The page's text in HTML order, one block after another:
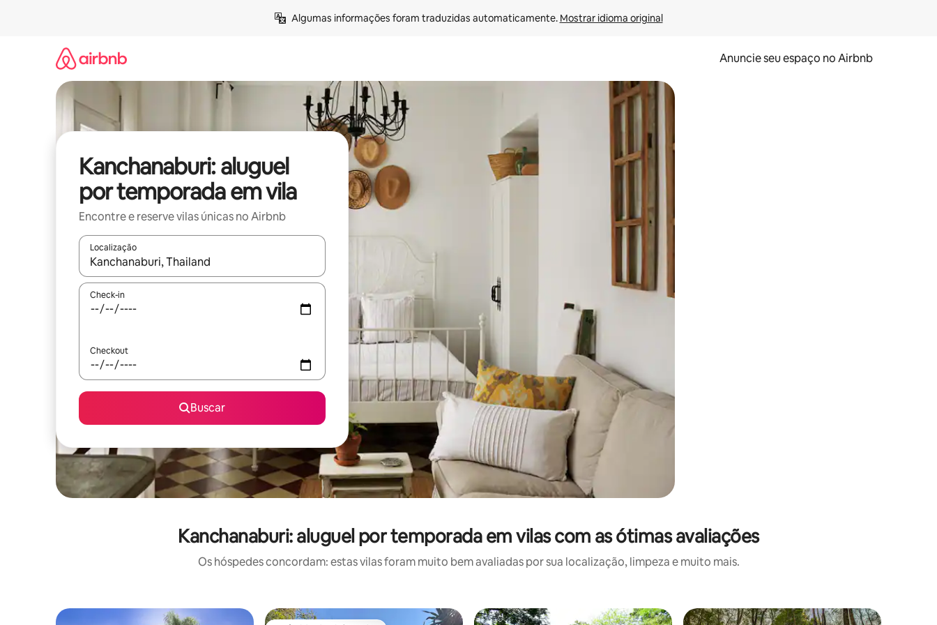
Algumas informações foram traduzidas automaticamente. Mostrar idioma original
Anuncie seu espaço no Airbnb
Kanchanaburi: aluguel
por temporada em vila
Encontre e reserve vilas únicas no Airbnb
Localização
Quando os resultados estiverem disponíveis, explore-os usando as seta para cima e para baixo do teclado ou tocando e deslizando o dedo na tela.
Check-in
Checkout
Buscar
Kanchanaburi: aluguel por temporada em vilas com as ótimas avaliações
Os hóspedes concordam: estas vilas foram muito bem avaliadas por sua localização, limpeza e muito mais.